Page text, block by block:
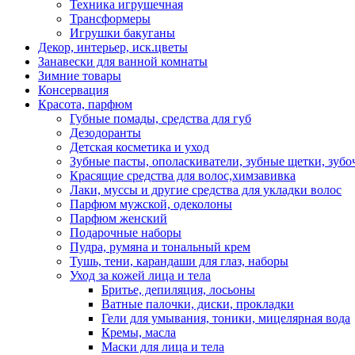
Техника игрушечная
Трансформеры
Игрушки бакуганы
Декор, интерьер, иск.цветы
Занавески для ванной комнаты
Зимние товары
Консервация
Красота, парфюм
Губные помады, средства для губ
Дезодоранты
Детская косметика и уход
Зубные пасты, ополаскиватели, зубные щетки,
Красящие средства для волос,химзавивка
Лаки, муссы и другие средства для укладки волос
Парфюм мужской, одеколоны
Парфюм женский
Подарочные наборы
Пудра, румяна и тональный крем
Тушь, тени, карандаши для глаз, наборы
Уход за кожей лица и тела
Бритье, депиляция, лосьоны
Ватные палочки, диски, прокладки
Гели для умывания, тоники, мицелярная вода
Кремы, масла
Маски для лица и тела